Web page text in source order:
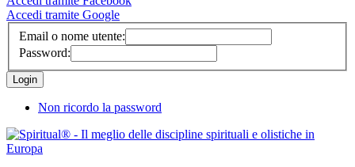
Accedi tramite Google
Email o nome utente:
Password:
Non ricordo la password